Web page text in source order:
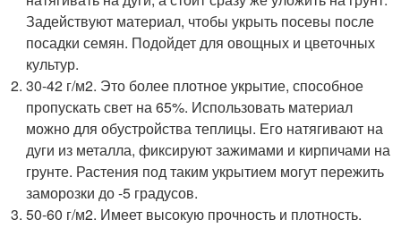
Задействуют материал, чтобы укрыть посевы после
посадки семян. Подойдет для овощных и цветочных
культур.
30-42 г/м2. Это более плотное укрытие, способное
пропускать свет на 65%. Использовать материал
можно для обустройства теплицы. Его натягивают на
дуги из металла, фиксируют зажимами и кирпичами на
грунте. Растения под таким укрытием могут пережить
заморозки до -5 градусов.
50-60 г/м2. Имеет высокую прочность и плотность.